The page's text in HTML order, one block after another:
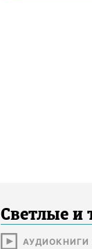
Светлые и
АУДИОКНИГИ